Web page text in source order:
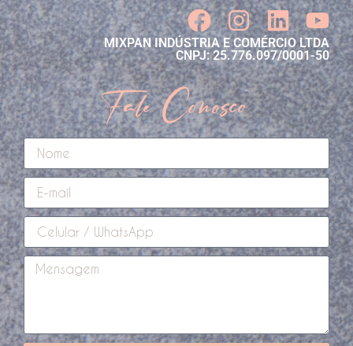
MIXPAN INDÚSTRIA E COMÉRCIO LTDA
CNPJ: 25.776.097/0001-50
Fale Conosco